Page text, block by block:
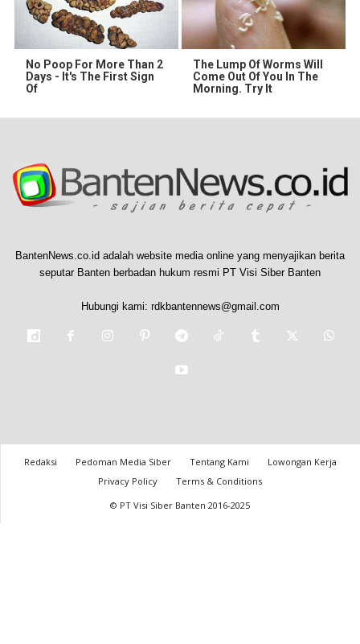
No Poop For More Than 2
Days - It's The First Sign
Of
The Lump Of Worms Will
Come Out Of You In The
Morning. Try It
BantenNews.co.id adalah website media online yang menyajikan berita
seputar Banten berbadan hukum resmi PT Visi Siber Banten
Hubungi kami: rdkbantennews@gmail.com
Redaksi Pedoman Media Siber Tentang Kami
Lowongan Kerja
Privacy Policy
Terms & Conditions
© PT Visi Siber Banten 2016-2025